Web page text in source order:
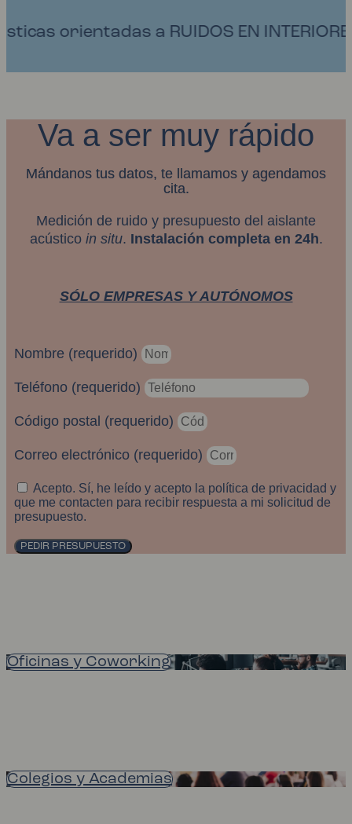
a RUIDOS EN INTERIORES Y ECO.
Va a ser muy rápido
Mándanos tus datos, te llamamos y agendamos
cita.
Medición de ruido y presupuesto del aislante
acústico in situ. Instalación completa en 24h.
SÓLO EMPRESAS Y AUTÓNOMOS
Nombre (requerido)
Teléfono (requerido)
Código postal (requerido)
Correo electrónico (requerido)
Acepto. Sí, he leído y acepto la política de privacidad y
que me contacten para recibir respuesta a mi solicitud de
presupuesto.
PEDIR PRESUPUESTO
Oficinas y Coworking
Colegios y Academias